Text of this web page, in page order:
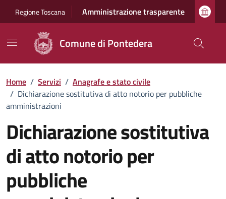
Regione Toscana Amministrazione trasparente
Comune di Pontedera
Home / Servizi / Anagrafe e stato civile
/ Dichiarazione sostitutiva di atto notorio per pubbliche
amministrazioni
Dichiarazione sostitutiva
di atto notorio per
pubbliche